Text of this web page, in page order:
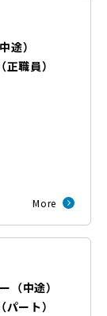
途）
（正職員）
More
（中途）
（パート）